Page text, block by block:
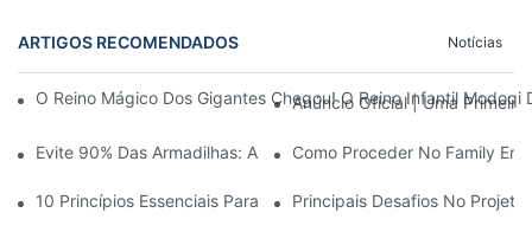
ARTIGOS RECOMENDADOS Notícias
O Reino Mágico Dos Gigantes Chegou! O Reino Infantil
Anúncio Oficial | Uma
Evite 90% Das Armadilhas: Ao Investir Em Um Centro
Como Proceder No Family
10 Princípios Essenciais Para O Sucesso No Design De
Principais Desafios No